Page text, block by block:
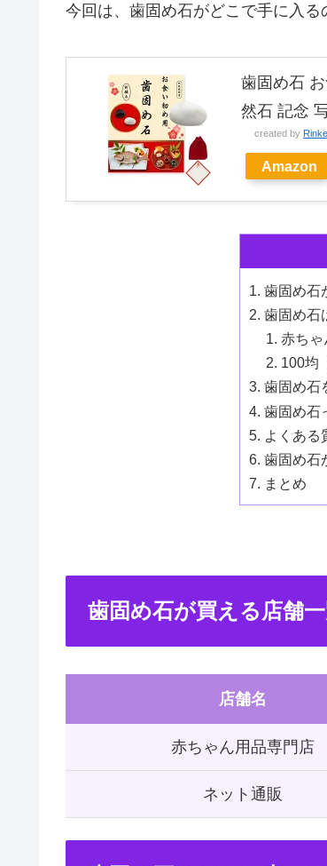
今回は、歯固め石がどこで手に入る
歯固め石
然石 記念
created by
Amazon
歯固め石
歯固め石
赤ち
100均
歯固め石
歯固め石
よくある
歯固め石
まとめ
歯固め石が買える店舗
店舗名
赤ちゃん用品専門店
ネット通販